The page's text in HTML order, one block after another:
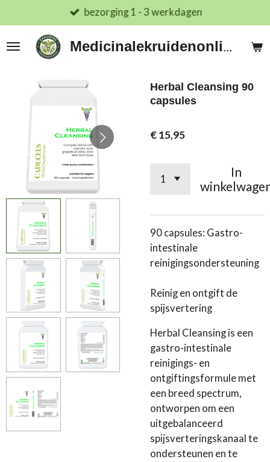
direct
naar
Medicinalekruidenonline.nl
bezorging 1 - 3 werkdagen
Herbal Cleansing 90
capsules
€ 15,95
In
90 capsules: Gastro-
intestinale
reinigingsondersteuning
Reinig en ontgift de
spijsvertering
Herbal Cleansing is een
gastro-intestinale
reinigings- en
ontgiftingsformule met
een breed spectrum,
ontworpen om een
uitgebalanceerd
spijsverteringskanaal te
ondersteunen en te